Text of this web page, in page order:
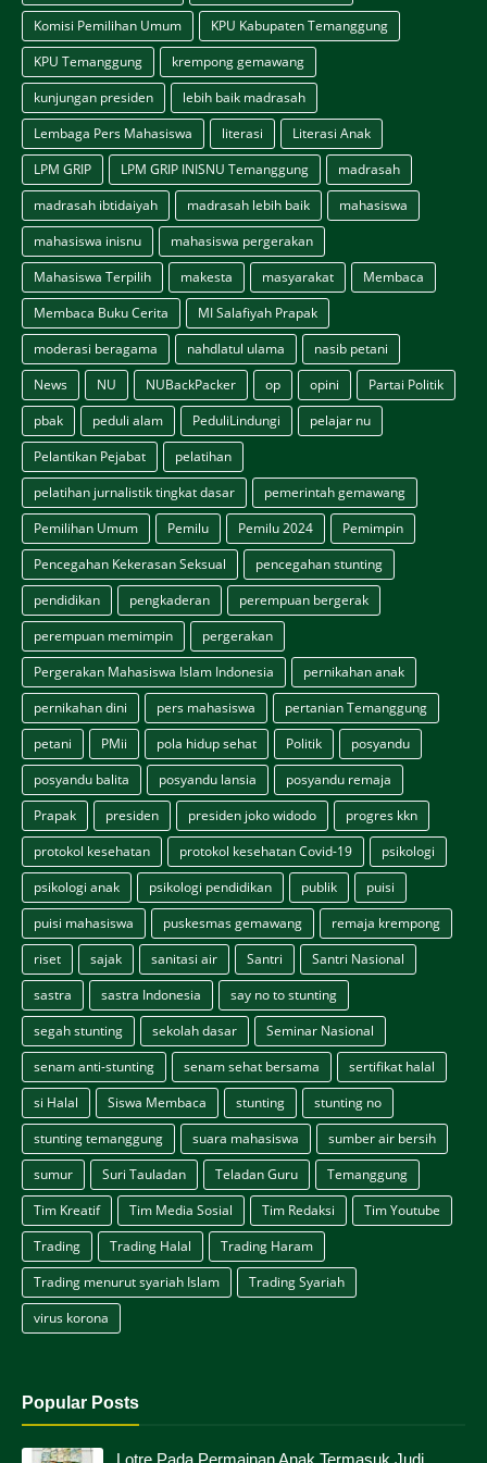
Komisi Pemilihan Umum
KPU Kabupaten Temanggung
KPU Temanggung
krempong gemawang
kunjungan presiden
lebih baik madrasah
Lembaga Pers Mahasiswa
literasi
Literasi Anak
LPM GRIP
LPM GRIP INISNU Temanggung
madrasah
madrasah ibtidaiyah
madrasah lebih baik
mahasiswa
mahasiswa inisnu
mahasiswa pergerakan
Mahasiswa Terpilih
makesta masyarakat
Membaca
Membaca Buku Cerita
MI Salafiyah Prapak
moderasi beragama
nahdlatul ulama
nasib petani
News
NU NUBackPacker op opini
Partai Politik
pbak
peduli alam PeduliLindungi
pelajar nu
Pelantikan Pejabat
pelatihan
pelatihan jurnalistik tingkat dasar
pemerintah gemawang
Pemilihan Umum
Pemilu Pemilu 2024
Pemimpin
Pencegahan Kekerasan Seksual
pencegahan stunting
pendidikan
pengkaderan
perempuan bergerak
perempuan memimpin
pergerakan
Pergerakan Mahasiswa Islam Indonesia
pernikahan anak
pernikahan dini
pers mahasiswa
pertanian Temanggung
petani
PMii pola hidup sehat Politik
posyandu
posyandu balita
posyandu lansia
posyandu remaja
Prapak
presiden presiden joko widodo
progres kkn
protokol kesehatan
protokol kesehatan Covid-19
psikologi
psikologi anak
psikologi pendidikan publik
puisi
puisi mahasiswa
puskesmas gemawang
remaja krempong
riset
sajak sanitasi air Santri
Santri Nasional
sastra
sastra Indonesia
say no to stunting
segah stunting
sekolah dasar
Seminar Nasional
senam anti-stunting
senam sehat bersama
sertifikat halal
si Halal
Siswa Membaca stunting
stunting no
stunting temanggung
suara mahasiswa
sumber air bersih
sumur
Suri Tauladan Teladan Guru
Temanggung
Tim Kreatif
Tim Media Sosial Tim Redaksi
Tim Youtube
Trading
Trading Halal
Trading Haram
Trading menurut syariah Islam
Trading Syariah
virus korona
Popular Posts
Lotre Pada Permainan Anak Termasuk Judi